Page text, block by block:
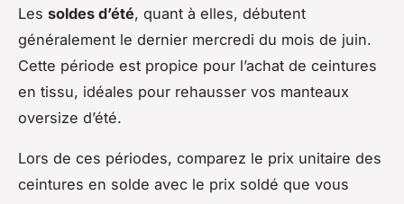
Les soldes d’été, quant à elles, débutent
généralement le dernier mercredi du mois de juin.
Cette période est propice pour l’achat de ceintures
en tissu, idéales pour rehausser vos manteaux
oversize d’été.
Lors de ces périodes, comparez le prix unitaire des
ceintures en solde avec le prix soldé que vous